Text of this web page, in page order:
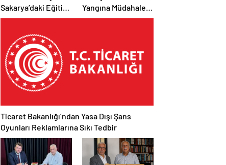
Sakarya’daki Eğitim
Kampını
Etabı Başlıyor
Yangına Müdahale
Edildi: 110’u Kontrol
Ticaret Bakanlığı’ndan Yasa Dışı Şans
Oyunları Reklamlarına Sıkı Tedbir